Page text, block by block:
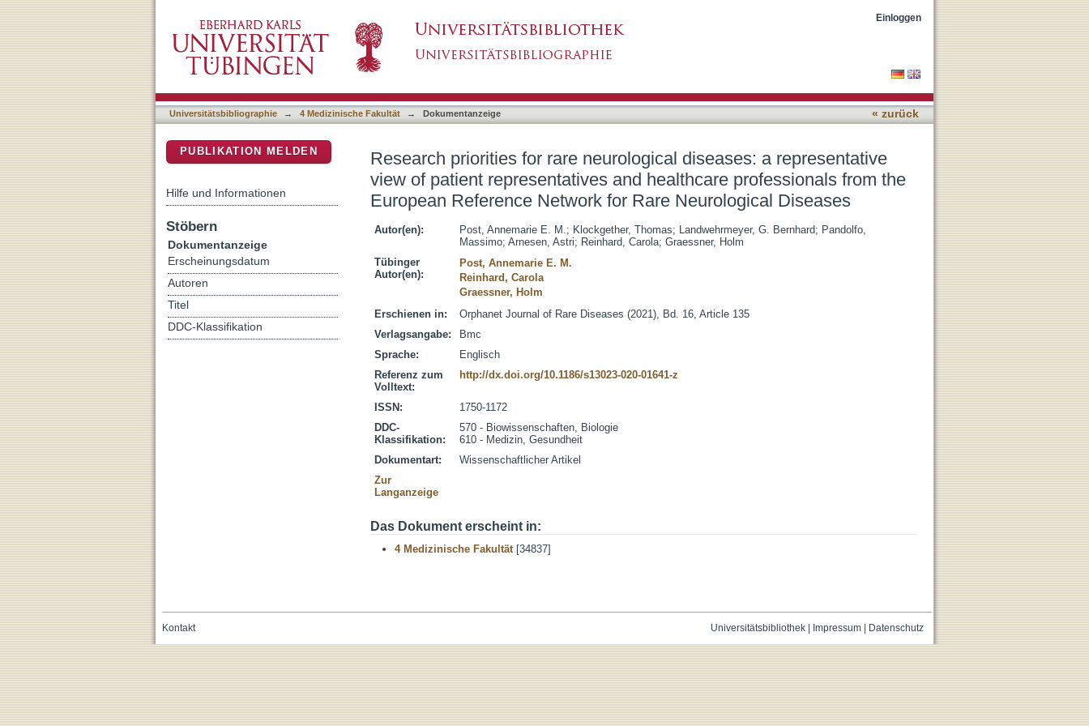
Research priorities for rare neurological diseases: a representative view of patient representatives
and healthcare professionals from the European Reference Network for Rare Neurological
Diseases
Einloggen
Universitätsbibliographie → 4 Medizinische Fakultät → Dokumentanzeige « zurück
Research priorities for rare neurological diseases: a representative
view of patient representatives and healthcare professionals from the
European Reference Network for Rare Neurological Diseases
Autor(en): Post, Annemarie E. M.; Klockgether, Thomas; Landwehrmeyer, G. Bernhard; Pandolfo,
Massimo; Arnesen, Astri; Reinhard, Carola; Graessner, Holm
Tübinger
Autor(en):
Post, Annemarie E. M.
Reinhard, Carola
Graessner, Holm
Erschienen in:
Orphanet Journal of Rare Diseases (2021), Bd. 16, Article 135
Verlagsangabe:
Bmc
Sprache:
Englisch
Referenz zum
Volltext:
http://dx.doi.org/10.1186/s13023-020-01641-z
ISSN:
1750-1172
DDC-
Klassifikation:
570 - Biowissenschaften, Biologie
610 - Medizin, Gesundheit
Dokumentart:
Wissenschaftlicher Artikel
Zur
Langanzeige
Das Dokument erscheint in:
4 Medizinische Fakultät[34837]
PUBLIKATION MELDEN
Hilfe und Informationen
Stöbern
Dokumentanzeige
Erscheinungsdatum
Autoren
Titel
DDC-Klassifikation
Universitätsbibliothek| Impressum| Datenschutz
Kontakt